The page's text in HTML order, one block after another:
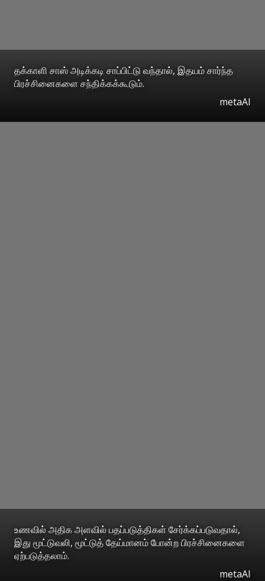
தக்காளி சாஸ் அடிக்கடி சாப்பிட்டு வந்தால், இதயம் சார்ந்த
பிரச்சினைகளை சந்திக்கக்கூடும்.
metaAI
உணவில் அதிக அளவில் பதப்படுத்திகள் சேர்க்கப்படுவதால்,
இது மூட்டுவலி, மூட்டுத் தேய்மானம் போன்ற பிரச்சினைகளை
ஏற்படுத்தலாம்.
metaAI